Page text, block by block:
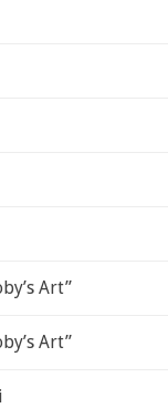
Art”
Art”